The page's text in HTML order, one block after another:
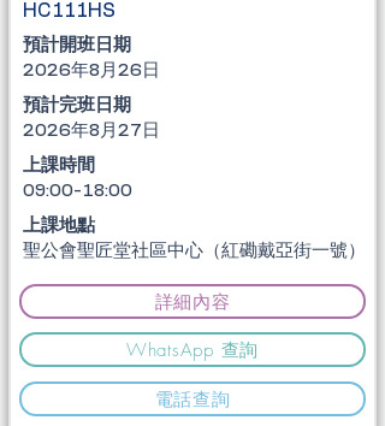
HC111HS
​預計開班日期
2026年8月26日
​預計完班日期
2026年8月27日
上課時間
09:00-18:00
上課地點
聖公會聖匠堂社區中心（紅磡戴亞街一號）
詳細內容
WhatsApp 查詢
電話查詢